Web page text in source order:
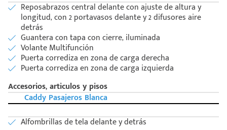
Reposabrazos central delante con ajuste de altura y
longitud, con 2 portavasos delante y 2 difusores aire
detrás
Guantera con tapa con cierre, iluminada
Volante Multifunción
Puerta corrediza en zona de carga derecha
Puerta corrediza en zona de carga izquierda
Accesorios, articulos y pisos
Caddy Pasajeros Blanca
Alfombrillas de tela delante y detrás